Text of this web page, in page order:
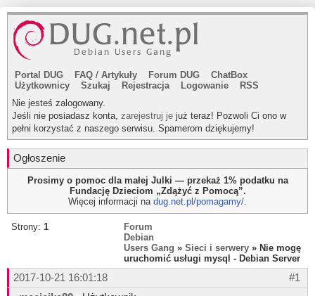
Portal DUG FAQ / Artykuły Forum DUG
ChatBox
Użytkownicy
Szukaj Rejestracja Logowanie
RSS
Nie jesteś zalogowany.
Jeśli nie posiadasz konta, zarejestruj je już teraz! Pozwoli Ci ono w
pełni korzystać z naszego serwisu. Spamerom dziękujemy!
Ogłoszenie
Prosimy o pomoc dla małej Julki — przekaż 1% podatku na
Fundację Dzieciom „Zdążyć z Pomocą”.
Więcej informacji na dug.net.pl/pomagamy/.
Strony: 1
Forum
Debian
Users Gang » Sieci i serwery » Nie mogę
uruchomić usługi mysql - Debian Server
#1
2017-10-21 16:01:18